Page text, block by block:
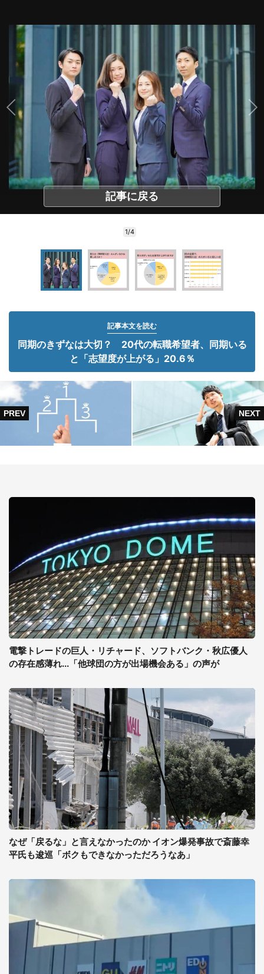
記事に戻る
1/4
記事本文を読む
同期のきずなは大切？ 20代の転職希望者、同期いる
と「志望度が上がる」20.6％
電撃トレードの巨人・リチャード、ソフトバンク・秋広優人
の存在感薄れ...「他球団の方が出場機会ある」の声が
なぜ「戻るな」と言えなかったのか イオン爆発事故で斎藤幸
平氏も逡巡「ボクもできなかっただろうなあ」